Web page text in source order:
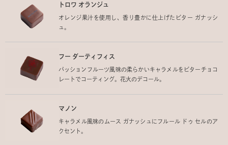
トロワ オランジュ
オレンジ果汁を使用し、香り豊かに仕上げたビター ガナッシ
ュ。
フー ダーティフィス
パッションフルーツ風味の柔らかいキャラメルをビターチョコ
レートでコーティング。花火のデコール。
マノン
キャラメル風味のムース ガナッシュにフルール ドゥ セルのア
クセント。